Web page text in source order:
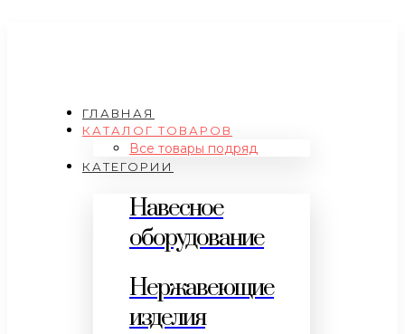
ГЛАВНАЯ
КАТАЛОГ ТОВАРОВ
Все товары подряд
КАТЕГОРИИ
Навесное
оборудование
Нержавеющие
изделия